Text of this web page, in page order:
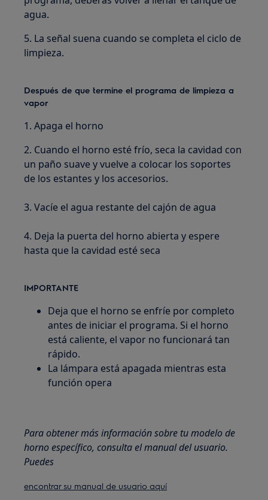
agua.
5. La señal suena cuando se completa el ciclo de
limpieza.
Después de que termine el programa de limpieza a
vapor
1. Apaga el horno
2. Cuando el horno esté frío, seca la cavidad con
un paño suave y vuelve a colocar los soportes
de los estantes y los accesorios.
3. Vacíe el agua restante del cajón de agua
4. Deja la puerta del horno abierta y espere
hasta que la cavidad esté seca
IMPORTANTE
Deja que el horno se enfríe por completo
antes de iniciar el programa. Si el horno
está caliente, el vapor no funcionará tan
rápido.
La lámpara está apagada mientras esta
función opera
Para obtener más información sobre tu modelo de
horno específico, consulta el manual del usuario.
Puedes
encontrar su manual de usuario aquí